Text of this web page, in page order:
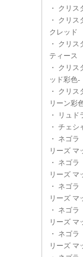
・ クリス
・ クリス
クレッド
・ クリス
ティース
・ クリス
ッド彩色-
・ クリス
リーン彩
・
リュ
・ チェシ
・ ネゴラ
リーズ マ
・ ネゴラ
リーズ マ
・ ネゴラ
リーズ マ
・ ネゴラ
リーズ マ
・ ネゴラ
リーズ マ